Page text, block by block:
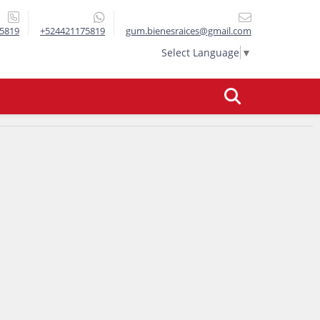
+524421175819 gum.bienesraices@gmail.com
Select Language ▼